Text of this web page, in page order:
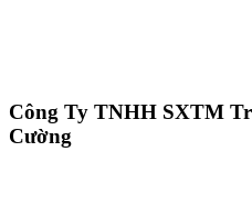
Công Ty TNHH SXTM
Cường